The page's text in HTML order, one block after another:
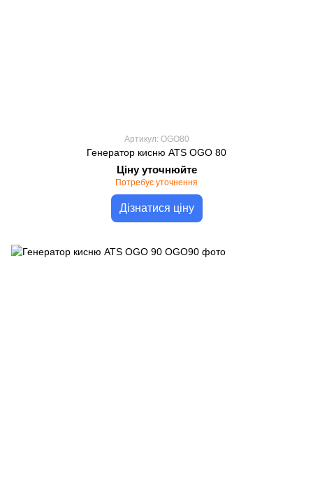
Артикул: OGO80
Генератор кисню ATS OGO 80
Ціну уточнюйте
Потребує уточнення
Дізнатися ціну